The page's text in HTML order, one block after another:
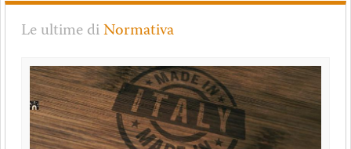
Le ultime diNormativa